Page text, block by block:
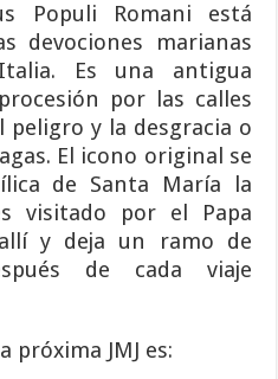
Populi Romani está
devociones marianas
Es una antigua
por las calles
peligro y la desgracia o
El icono original se
de Santa María la
visitado por el Papa
y deja un ramo de
de cada viaje
próxima JMJ es: